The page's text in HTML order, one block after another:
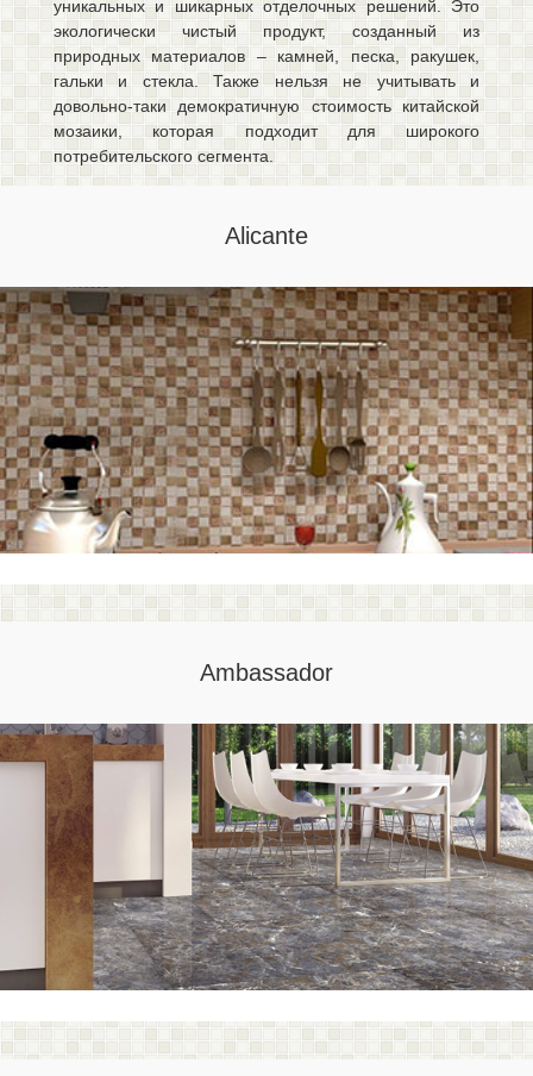
уникальных и шикарных отделочных решений. Это
экологически чистый продукт, созданный из
природных материалов – камней, песка, ракушек,
гальки и стекла. Также нельзя не учитывать и
довольно-таки демократичную стоимость китайской
мозаики, которая подходит для широкого
потребительского сегмента.
Alicante
Ambassador